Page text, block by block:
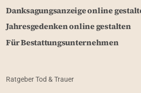
Danksagungsanzeige online
Jahresgedenken online gestalten
Für Bestattungsunternehmen
Ratgeber Tod & Trauer